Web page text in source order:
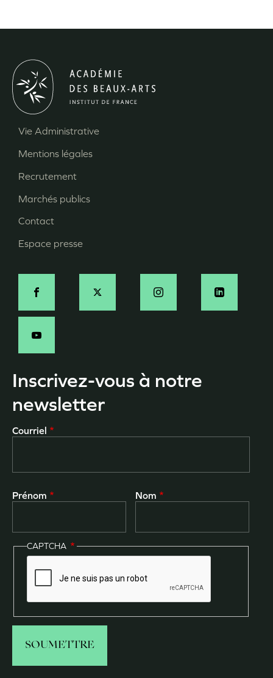
Pied
de
page
Vie Administrative
Mentions légales
Recrutement
Marchés publics
Contact
Espace presse
Social
Inscrivez-vous à notre
newsletter
Courriel
Prénom Nom
CAPTCHA